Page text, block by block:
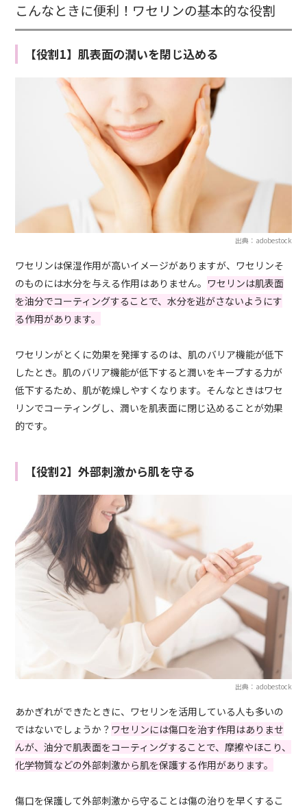
こんなときに便利！ワセリンの基本的な役割
【役割1】肌表面の潤いを閉じ込める
出典：adobestock
ワセリンは保湿作用が高いイメージがありますが、ワセリンそ
のものには水分を与える作用はありません。 ワセリンは肌表面
を油分でコーティングすることで、水分を逃がさないようにす
る作用があります。
ワセリンがとくに効果を発揮するのは、肌のバリア機能が低下
したとき。肌のバリア機能が低下すると潤いをキープする力が
低下するため、肌が乾燥しやすくなります。そんなときはワセ
リンでコーティングし、潤いを肌表面に閉じ込めることが効果
的です。
【役割2】外部刺激から肌を守る
出典：adobestock
あかぎれができたときに、ワセリンを活用している人も多いの
ではないでしょうか？ ワセリンには傷口を治す作用はありませ
んが、油分で肌表面をコーティングすることで、摩擦やほこり、
化学物質などの外部刺激から肌を保護する作用があります。
傷口を保護して外部刺激から守ることは傷の治りを早くするこ